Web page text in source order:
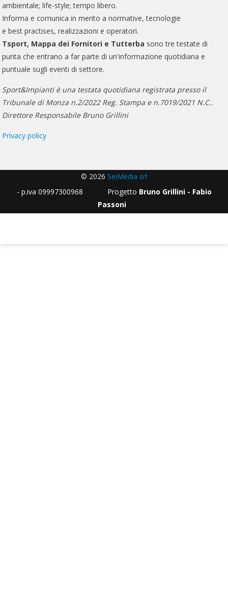
ambientale; life-style; tempo libero.
Informa e comunica in merito a normative, tecnologie
e best practises, realizzazioni e operatori.
Tsport, Mappa dei Fornitori e Tutterba sono tre testate di
punta che entrano a far parte di un'informazione quotidiana e
puntuale sugli eventi di settore.
Sport&Impianti è una testata quotidiana registrata presso il
Tribunale di Monza n.2/2022 Reg. Stampa e n.7019/2021 N.C..
Direttore Responsabile Bruno Grillini
Privacy policy
© 2026 SeiMedia srl
- p.iva 09997300968 Progetto Bruno Grillini - Fabio
Passoni